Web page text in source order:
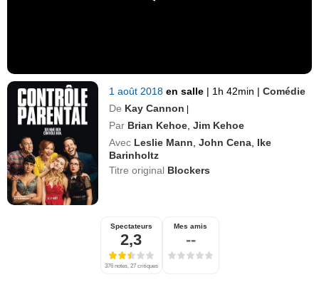
1 août 2018en salle | 1h 42min | Comédie
De Kay Cannon |
Par Brian Kehoe ,Jim Kehoe
Avec Leslie Mann ,John Cena Ike
Barinholtz
Titre original Blockers
Spectateurs
2,3
376 notes, 27 critiques
Mes amis
--